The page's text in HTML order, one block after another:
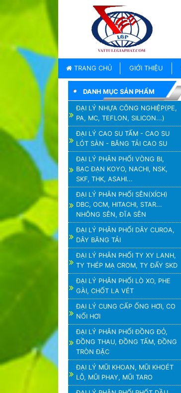
TRANG CHỦ GIỚI THIỆU
CHỦ
HIỆU
DANH MỤC SẢN PHẨM
ĐẠI LÝ NHỰA CÔNG NGHIỆP(PE,
PA, MC, TEFLON, SILICON...)
ĐẠI LÝ CAO SU TẤM - CAO SU
LÓT SÀN - BĂNG TẢI CAO SU
ĐẠI LÝ PHÂN PHỐI VÒNG BI,
BẠC ĐẠN KOYO, NACHI, NSK,
SKF, THK, ASAHI...
ĐẠI LÝ PHÂN PHỐI SÊN(XÍCH)
DBC, OCM, HITACHI, STAR...
NHÔNG SÊN, ĐĨA SÊN
ĐẠI LÝ PHÂN PHỐI DÂY CUROA,
DÂY BĂNG TẢI
ĐẠI LÝ PHÂN PHỐI TY XY LANH,
TY THÉP MẠ CROM, TY ĐẨY SKD
ĐẠI LÝ PHÂN PHỐI LÒ XO, PHE
GÀI, CHỐT LA VÉT
ĐẠI LÝ CUNG CẤP ỐNG HƠI, CO
NỐI HƠI
ĐẠI LÝ PHÂN PHỐI ĐỒNG ĐỎ,
ĐỒNG THAU, ĐỒNG TẤM, ĐỒNG
TRÒN ĐẶC
ĐẠI LÝ MŨI KHOAN, MŨI KHOÉT
LỖ, MŨI PHAY, MŨI TARO